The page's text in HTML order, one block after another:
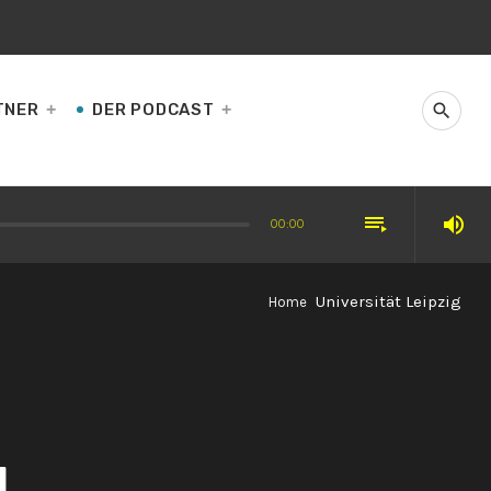
DER PODCAST search
00:00 playlist_play volume_up
Home Universität Leipzig